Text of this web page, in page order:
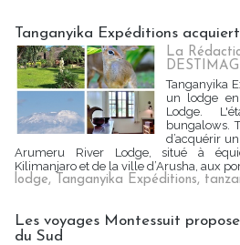
Tanganyika Expéditions
La
DESTIMAG
Tanganyika
un lodge
Lodge.
bungalows.
d’acquérir
Arumeru River Lodge, situé à
Kilimanjaro et de la ville d’Arusha, aux
lodge, Tanganyika Expéditions,
Les voyages Montessuit
du Sud